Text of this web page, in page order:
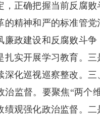
，正确把握当前反腐
的精神和严的标准管
廉政建设和反腐败斗
扎实开展学习教育。
深化巡视巡察整改。
治监督。要聚焦“两个
绩观强化政治监督。